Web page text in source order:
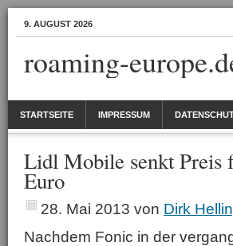
9. AUGUST 2026
roaming-
STARTSEITE IMPRESSUM
Lidl Mobile senkt Preis
Euro
28. Mai 2013 von Dirk
Nachdem Fonic in der